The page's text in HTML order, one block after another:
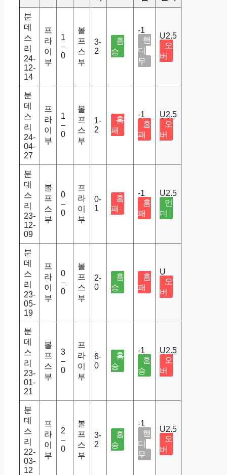
분
데
스
리
24-
12-
14
프
라
이
부
1
–
0
볼
프
스
부
3-
2
홈
승
-1
핸
디
무
U2.5
오
버
분
데
스
리
24-
04-
27
프
라
이
부
1
–
0
볼
프
스
부
1-
2
홈
패
-1
홈
패
U2.5
오
버
분
데
스
리
23-
12-
09
볼
프
스
부
0
–
0
프
라
이
부
0-
1
홈
패
-1
홈
패
U2.5
언
더
분
데
스
리
23-
05-
19
프
라
이
부
0
–
0
볼
프
스
부
2-
0
홈
승
홈
패
U
오
버
분
데
스
리
23-
01-
21
볼
프
스
부
3
–
0
프
라
이
부
6-
0
홈
승
-1
홈
승
U2.5
오
버
분
데
스
리
22-
03-
12
프
라
이
부
2
–
0
볼
프
스
부
3-
2
홈
승
-1
핸
디
무
U2.5
오
버